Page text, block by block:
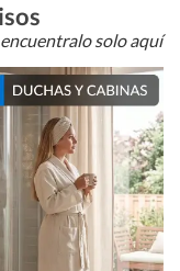
solo aquí